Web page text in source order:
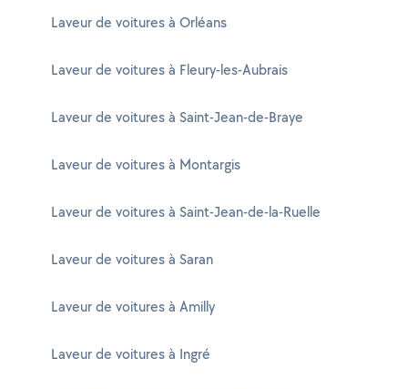
Laveur de voitures à Orléans
Laveur de voitures à Fleury-les-Aubrais
Laveur de voitures à Saint-Jean-de-Braye
Laveur de voitures à Montargis
Laveur de voitures à Saint-Jean-de-la-Ruelle
Laveur de voitures à Saran
Laveur de voitures à Amilly
Laveur de voitures à Ingré